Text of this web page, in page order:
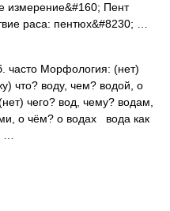
измерение&#160; Пент
раса: пентюх&#8230; …
часто Морфология: (нет)
что? воду, чем? водой, о
чего? вод, чему? водам,
о чём? о водах вода как